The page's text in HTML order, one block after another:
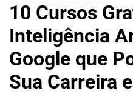
10 Cursos
Inteligência
Google que
Sua Carreira